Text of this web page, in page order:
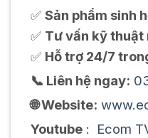
✅ Sản phẩm sinh
✅ Tư vấn kỹ thuật
✅ Hỗ trợ 24/7
📞 Liên hệ ngay:
🌐 Website:
Youtube:
Ecom